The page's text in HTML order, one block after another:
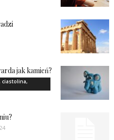
jak kamień?
ciastolina,